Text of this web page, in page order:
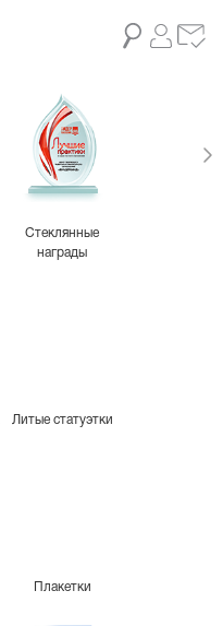
Стеклянные
награды
Литые статуэтки
Плакетки